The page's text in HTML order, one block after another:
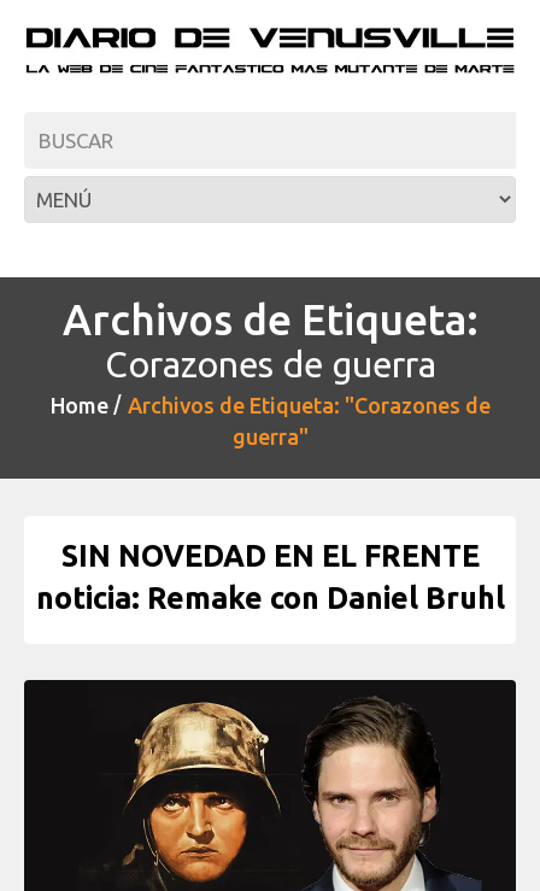
Archivos de Etiqueta:
Corazones de guerra
Home
Archivos de Etiqueta: "Corazones de
guerra"
SIN NOVEDAD EN EL FRENTE
noticia: Remake con Daniel Bruhl